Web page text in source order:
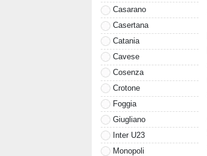
Casarano
Casertana
Catania
Cavese
Cosenza
Crotone
Foggia
Giugliano
Inter U23
Monopoli